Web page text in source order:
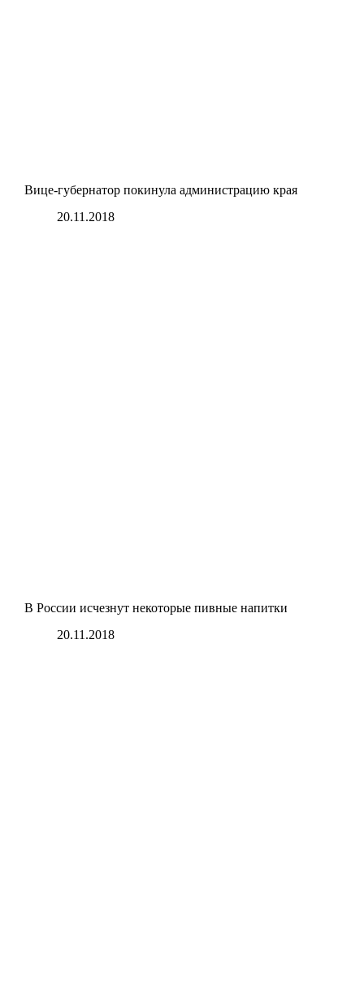
Вице-губернатор покинула администрацию края
20.11.2018
В России исчезнут некоторые пивные напитки
20.11.2018